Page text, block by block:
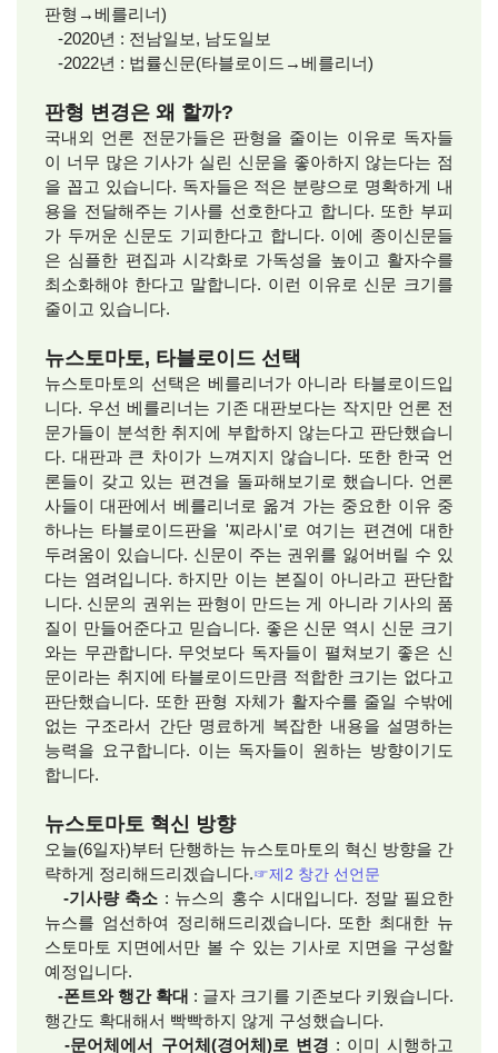
판형→베를리너)
-2020년 : 전남일보, 남도일보
-2022년 : 법률신문(타블로이드→베를리너)
판형 변경은 왜 할까?
국내외 언론 전문가들은 판형을 줄이는 이유로 독자들
이 너무 많은 기사가 실린 신문을 좋아하지 않는다는 점
을 꼽고 있습니다. 독자들은 적은 분량으로 명확하게 내
용을 전달해주는 기사를 선호한다고 합니다. 또한 부피
가 두꺼운 신문도 기피한다고 합니다. 이에 종이신문들
은 심플한 편집과 시각화로 가독성을 높이고 활자수를
최소화해야 한다고 말합니다. 이런 이유로 신문 크기를
줄이고 있습니다.
뉴스토마토, 타블로이드 선택
뉴스토마토의 선택은 베를리너가 아니라 타블로이드입
니다. 우선 베를리너는 기존 대판보다는 작지만 언론 전
문가들이 분석한 취지에 부합하지 않는다고 판단했습니
다. 대판과 큰 차이가 느껴지지 않습니다. 또한 한국 언
론들이 갖고 있는 편견을 돌파해보기로 했습니다. 언론
사들이 대판에서 베를리너로 옮겨 가는 중요한 이유 중
하나는 타블로이드판을 '찌라시'로 여기는 편견에 대한
두려움이 있습니다. 신문이 주는 권위를 잃어버릴 수 있
다는 염려입니다. 하지만 이는 본질이 아니라고 판단합
니다. 신문의 권위는 판형이 만드는 게 아니라 기사의 품
질이 만들어준다고 믿습니다. 좋은 신문 역시 신문 크기
와는 무관합니다. 무엇보다 독자들이 펼쳐보기 좋은 신
문이라는 취지에 타블로이드만큼 적합한 크기는 없다고
판단했습니다. 또한 판형 자체가 활자수를 줄일 수밖에
없는 구조라서 간단 명료하게 복잡한 내용을 설명하는
능력을 요구합니다. 이는 독자들이 원하는 방향이기도
합니다.
뉴스토마토 혁신 방향
오늘(6일자)부터 단행하는 뉴스토마토의 혁신 방향을 간
략하게 정리해드리겠습니다.☞제2 창간 선언문
-기사량 축소 : 뉴스의 홍수 시대입니다. 정말 필요한
뉴스를 엄선하여 정리해드리겠습니다. 또한 최대한 뉴
스토마토 지면에서만 볼 수 있는 기사로 지면을 구성할
예정입니다.
-폰트와 행간 확대 : 글자 크기를 기존보다 키웠습니다.
행간도 확대해서 빡빡하지 않게 구성했습니다.
-문어체에서 구어체(경어체)로 변경 : 이미 시행하고